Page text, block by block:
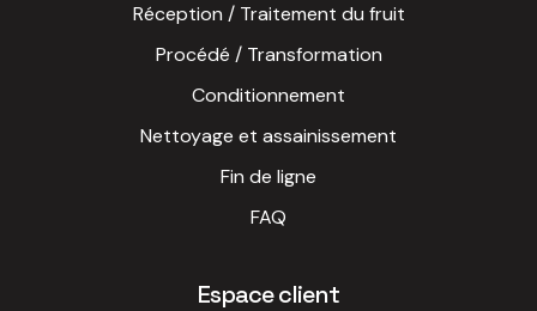
Réception / Traitement du fruit
Procédé / Transformation
Conditionnement
Nettoyage et assainissement
Fin de ligne
FAQ
Espace client